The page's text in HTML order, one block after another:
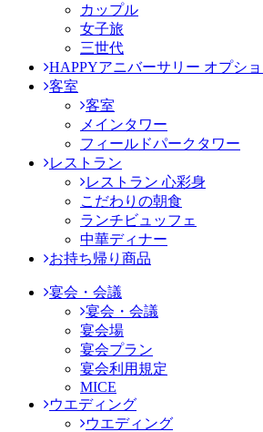
カップル
女子旅
三世代
HAPPYアニバーサリー オプシ
客室
客室
メインタワー
フィールドパークタワー
レストラン
レストラン 心彩身
こだわりの朝食
ランチビュッフェ
中華ディナー
お持ち帰り商品
宴会・会議
宴会・会議
宴会場
宴会プラン
宴会利用規定
MICE
ウエディング
ウエディング